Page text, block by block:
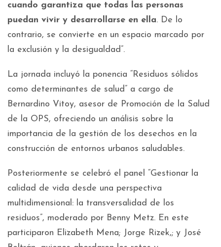
cuando garantiza que todas las personas
puedan vivir y desarrollarse en ella. De lo
contrario, se convierte en un espacio marcado por
la exclusión y la desigualdad”.
La jornada incluyó la ponencia “Residuos sólidos
como determinantes de salud” a cargo de
Bernardino Vitoy, asesor de Promoción de la Salud
de la OPS, ofreciendo un análisis sobre la
importancia de la gestión de los desechos en la
construcción de entornos urbanos saludables.
Posteriormente se celebró el panel “Gestionar la
calidad de vida desde una perspectiva
multidimensional: la transversalidad de los
residuos”, moderado por Benny Metz. En este
participaron Elizabeth Mena; Jorge Rizek,; y José